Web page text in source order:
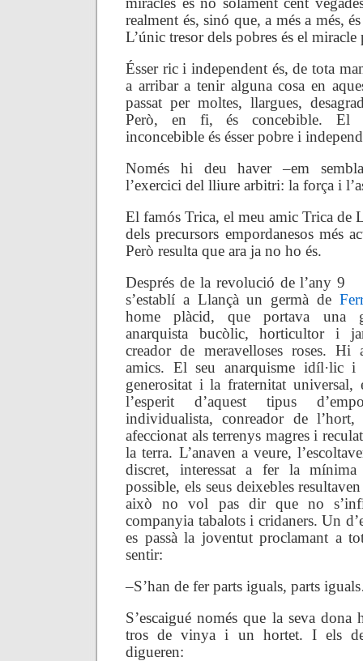
realment és, sinó que, a més a més,
L’únic tresor dels pobres és el miracle
Ésser ric i independent és, de tota
a arribar a tenir alguna cosa en
passat per moltes, llargues,
Però, en fi, és concebible. El
inconcebible és ésser pobre i
Només hi deu haver –em
l’exercici del lliure arbitri: la força i
El famós Trica, el meu amic Trica de
dels precursors empordanesos més
Però resulta que ara ja no ho és.
Després de la revolució de l’any 9
s’establí a Llançà un germà de
home plàcid, que portava una
anarquista bucòlic, horticultor i
creador de meravelloses roses.
amics. El seu anarquisme idíl·lic
generositat i la fraternitat universal,
l’esperit d’aquest tipus
individualista, conreador de
afeccionat als terrenys magres i
la terra. L’anaven a veure,
discret, interessat a fer la
possible, els seus deixebles
això no vol pas dir que no
companyia tabalots i cridaners. Un
es passà la joventut proclamant a
sentir:
–S’han de fer parts iguals, parts
S’escaigué només que la seva dona
tros de vinya i un hortet. I els
digueren: